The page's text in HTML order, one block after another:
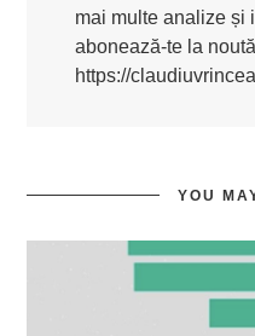
mai multe analize și
abonează-te la
https://
YOU